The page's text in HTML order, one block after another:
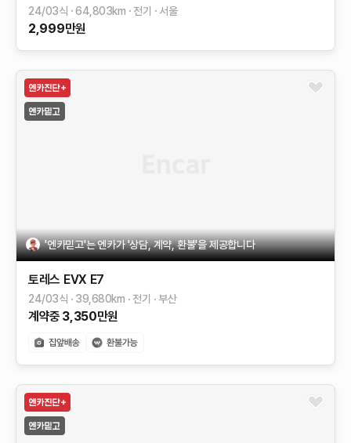
24/03식 64,803km 전기 서울
2,999만원
'엔카믿고'는 엔카가 '상담, 계약, 환불'을 제공합니다
토레스 EVX E7
24/03식 39,680km 전기 부산
계약중 3,350만원